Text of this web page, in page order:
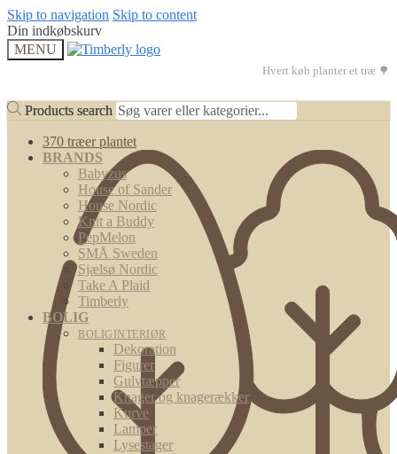
Skip to navigation Skip to content
Din indkøbskurv
MENU
Hvert køb planter et træ 🌳
Products search
370 træer plantet
Products search
BRANDS
Babyzus
House of Sander
House Nordic
Knit a Buddy
PepMelon
SMÅ Sweden
Sjælsø Nordic
Take A Plaid
Timberly
BOLIG
BOLIGINTERIØR
Dekoration
Figurer
Gulvtæpper
Knager og knagerækker
Kurve
Lamper
Lysestager